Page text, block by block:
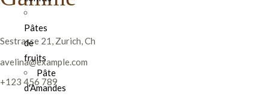
Pâtes
de
fruits
Pâte
d'Amandes
Sestrasse 21, Zurich, Ch
avelina@example.com
+123 456 789